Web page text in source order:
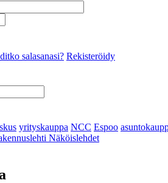
salasanasi? Rekisteröidy
yrityskauppa NCC Espoo
Näköislehdet